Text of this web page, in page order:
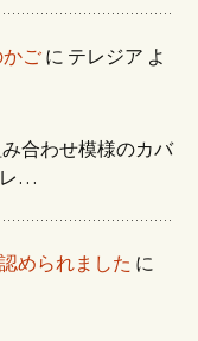
ご に テレジア よ
合わせ模様のカバ
レ…
められました に